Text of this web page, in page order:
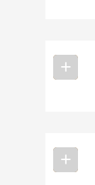
⎯
+
⎯
+